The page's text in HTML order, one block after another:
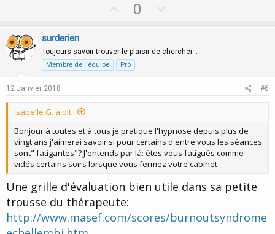
p
o
t
e
0
o
n
o
surderien
Toujours savoir trouver le plaisir de chercher…
Membre de l'équipe Pro
12 Janvier 2018 #6
Isabelle G. à dit:
Bonjour à toutes et à tous je pratique l'hypnose depuis plus de
vingt ans j'aimerai savoir si pour certains d'entre vous les séances
sont" fatigantes"? J'entends par là: êtes vous fatigués comme
vidés certains soirs lorsque vous fermez votre cabinet
Une grille d'évaluation bien utile dans sa petite
trousse du thérapeute:
http://www.masef.com/scores/burnoutsyndrome